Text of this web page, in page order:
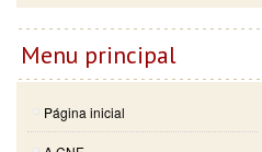
Menu principal
Página inicial